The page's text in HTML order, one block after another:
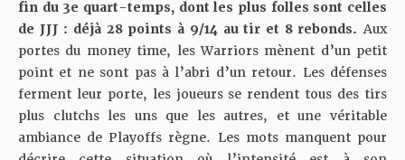
fin du 3e quart-temps, dont les plus folles sont celles
de JJJ : déjà 28 points à 9/14 au tir et 8 rebonds. Aux
portes du money time, les Warriors mènent d’un petit
point et ne sont pas à l’abri d’un retour. Les défenses
ferment leur porte, les joueurs se rendent tous des tirs
plus clutchs les uns que les autres, et une véritable
ambiance de Playoffs règne. Les mots manquent pour